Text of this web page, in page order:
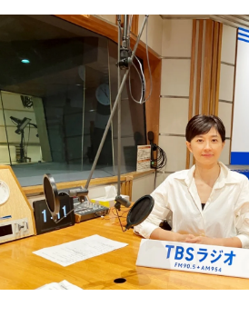
トピックス
TBS Podcast
お知らせ
イベント・グッズ
YouTube
会社情報